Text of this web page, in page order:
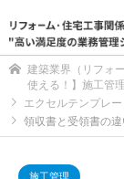
建築業界（リフォ
使える！】施工管
エクセルテンプレー
領収書と受領書の
施工管理